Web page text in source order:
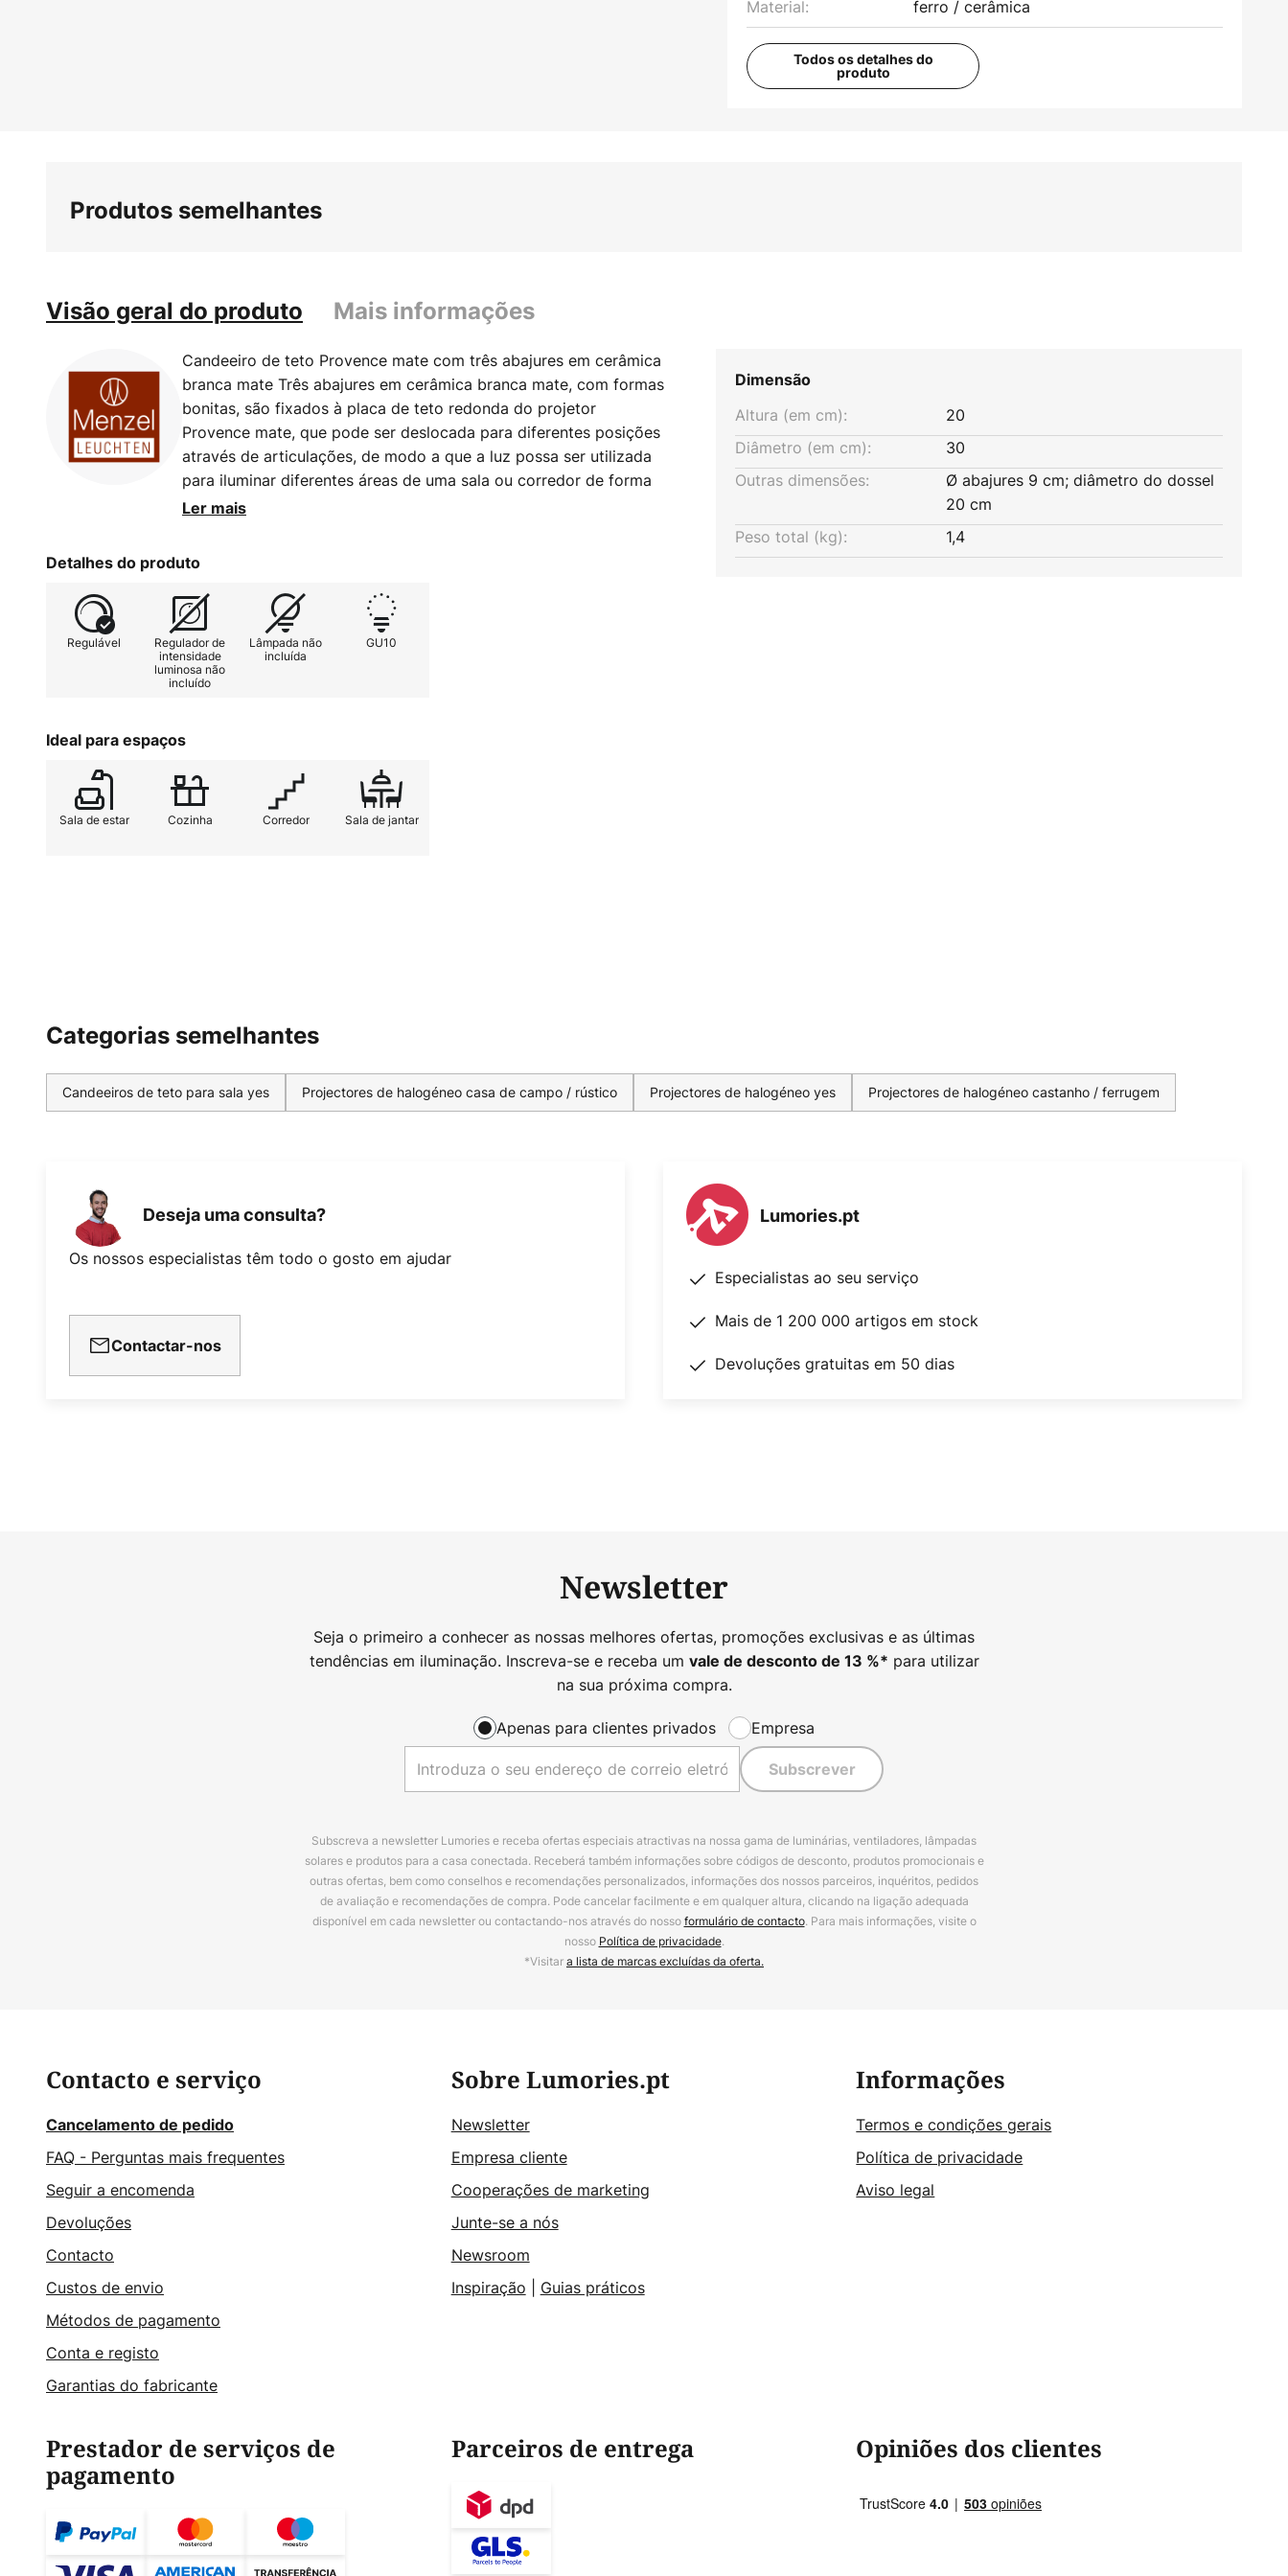
Material:
ferro / cerâmica
Todos os detalhes do
produto
Produtos semelhantes
Visão geral do produto Mais informações
Candeeiro de teto Provence mate com três abajures em cerâmica
branca mate Três abajures em cerâmica branca mate, com formas
bonitas, são fixados à placa de teto redonda do projetor
Provence mate, que pode ser deslocada para diferentes posições
através de articulações, de modo a que a luz possa ser utilizada
para iluminar diferentes áreas de uma sala ou corredor de forma
focalizada. A combinação de metal castanho-preto e cerâmica
luz (exclusivas) até 12 W podem ser utilizadas nos casquilhos
GU10.
Ler mais
Detalhes do produto
Regulável
Regulador de
intensidade
luminosa não
incluído
Lâmpada não
incluída
GU10
Ideal para espaços
Sala de estar Cozinha Corredor Sala de jantar
Dimensão
Altura (em cm):
20
Diâmetro (em cm):
30
Outras dimensões:
Ø abajures 9 cm; diâmetro do dossel
20 cm
Peso total (kg):
1,4
Categorias semelhantes
Candeeiros de teto para sala yes Projectores de halogéneo casa de campo / rústico Projectores de halogéneo yes Projectores de halogéneo castanho / ferrugem
Deseja uma consulta?
Os nossos especialistas têm todo o gosto em ajudar
Contactar-nos
Lumories.pt
Especialistas ao seu serviço
Mais de 1 200 000 artigos em stock
Devoluções gratuitas em 50 dias
Newsletter
Seja o primeiro a conhecer as nossas melhores ofertas, promoções exclusivas e as últimas
tendências em iluminação. Inscreva-se e receba um vale de desconto de 13 %* para utilizar
na sua próxima compra.
Apenas para clientes privados Empresa
Subscrever
Subscreva a newsletter Lumories e receba ofertas especiais atractivas na nossa gama de luminárias, ventiladores, lâmpadas
solares e produtos para a casa conectada. Receberá também informações sobre códigos de desconto, produtos promocionais e
outras ofertas, bem como conselhos e recomendações personalizados, informações dos nossos parceiros, inquéritos, pedidos
de avaliação e recomendações de compra. Pode cancelar facilmente e em qualquer altura, clicando na ligação adequada
disponível em cada newsletter ou contactando-nos através do nossoformulário de contacto. Para mais informações, visite o
nosso Política de privacidade.
*Visitara lista de marcas excluídas da oferta.
Contacto e serviço
Cancelamento de pedido
FAQ - Perguntas mais frequentes
Seguir a encomenda
Devoluções
Contacto
Custos de envio
Métodos de pagamento
Conta e registo
Garantias do fabricante
Sobre Lumories.pt
Newsletter
Empresa cliente
Cooperações de marketing
Junte-se a nós
Newsroom
Inspiração
Guias práticos
Informações
Termos e condições gerais
Política de privacidade
Aviso legal
Prestador de serviços de
pagamento
Parceiros de entrega Opiniões dos clientes